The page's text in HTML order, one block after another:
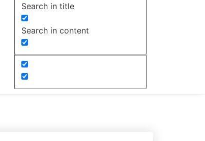
Search in title
Search in content